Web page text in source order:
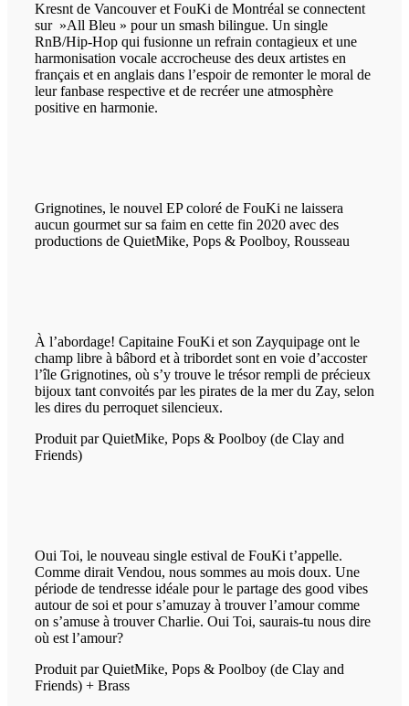
Kresnt de Vancouver et FouKi de Montréal se connectent
sur »All Bleu » pour un smash bilingue. Un single
RnB/Hip-Hop qui fusionne un refrain contagieux et une
harmonisation vocale accrocheuse des deux artistes en
français et en anglais dans l’espoir de remonter le moral de
leur fanbase respective et de recréer une atmosphère
positive en harmonie.
Grignotines, le nouvel EP coloré de FouKi ne laissera
aucun gourmet sur sa faim en cette fin 2020 avec des
productions de QuietMike, Pops & Poolboy, Rousseau
À l’abordage! Capitaine FouKi et son Zayquipage ont le
champ libre à bâbord et à tribordet sont en voie d’accoster
l’île Grignotines, où s’y trouve le trésor rempli de précieux
bijoux tant convoités par les pirates de la mer du Zay, selon
les dires du perroquet silencieux.
Produit par QuietMike, Pops & Poolboy (de Clay and
Friends)
Oui Toi, le nouveau single estival de FouKi t’appelle.
Comme dirait Vendou, nous sommes au mois doux. Une
période de tendresse idéale pour le partage des good vibes
autour de soi et pour s’amuzay à trouver l’amour comme
on s’amuse à trouver Charlie. Oui Toi, saurais-tu nous dire
où est l’amour?
Produit par QuietMike, Pops & Poolboy (de Clay and
Friends) + Brass